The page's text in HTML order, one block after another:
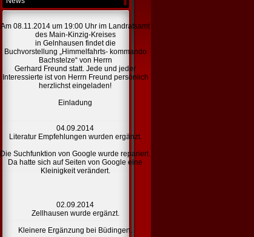
Am 08.11.2014 um 19:00 Uhr im Landratsamt
des Main-Kinzig-Kreises
in Gelnhausen findet die
Buchvorstellung „Himmelfahrts- kommando
Bachstelze“ von Herrn
Gerhard Freund statt. Jede und jeder
Interessierte ist von Herrn Freund persönlich
herzlichst eingeladen!
Einladung
04.09.2014
Literatur Empfehlungen wurden ergänzt.
Die Suchfunktion von Google wurde repariert.
Da hatte sich auf Seiten von Google eine
Kleinigkeit verändert.
02.09.2014
Zellhausen wurde ergänzt.
Kleinere Ergänzung bei Büdingen.